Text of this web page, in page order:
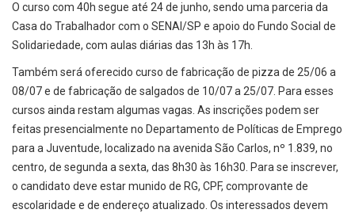
O curso com 40h segue até 24 de junho, sendo uma parceria da
Casa do Trabalhador com o SENAI/SP e apoio do Fundo Social de
Solidariedade, com aulas diárias das 13h às 17h.
Também será oferecido curso de fabricação de pizza de 25/06 a
08/07 e de fabricação de salgados de 10/07 a 25/07. Para esses
cursos ainda restam algumas vagas. As inscrições podem ser
feitas presencialmente no Departamento de Políticas de Emprego
para a Juventude, localizado na avenida São Carlos, nº 1.839, no
centro, de segunda a sexta, das 8h30 às 16h30. Para se inscrever,
o candidato deve estar munido de RG, CPF, comprovante de
escolaridade e de endereço atualizado. Os interessados devem